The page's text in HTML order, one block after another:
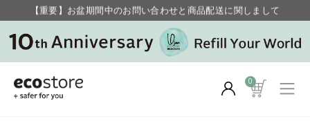
【重要】お盆期間中のお問い合わせと商品配送に関しまして
毎月お得にポイントが貯まる！ “月のポイントアップデー”
0